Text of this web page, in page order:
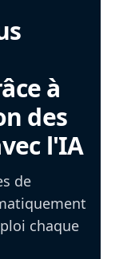
à
des
l'IA
de
chaque